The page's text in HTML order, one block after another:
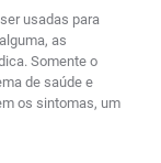
usadas para
as
Somente o
de saúde e
os sintomas, um